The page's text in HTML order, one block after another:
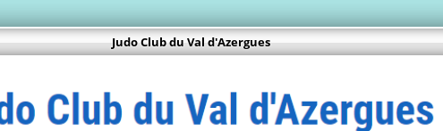
Judo Club du Val d'Azergues